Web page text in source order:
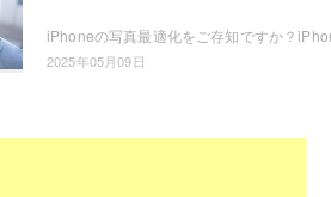
2025年05月09日